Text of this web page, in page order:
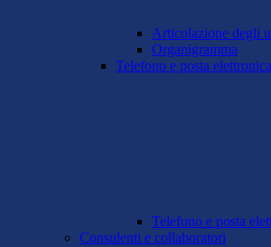
Articolazione degli
Organigramma
Telefono e posta elettronica
Telefono e posta
Consulenti e collaboratori